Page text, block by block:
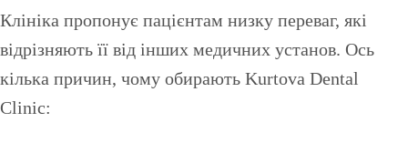
Клініка пропонує пацієнтам низку переваг, які
відрізняють її від інших медичних установ. Ось
кілька причин, чому обирають Kurtova Dental
Clinic: